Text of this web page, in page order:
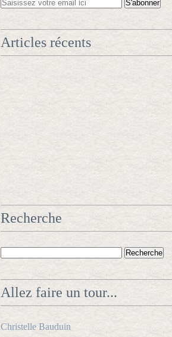
Articles récents
Recherche
Allez faire un tour...
Christelle Bauduin